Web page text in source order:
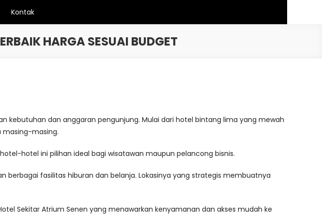
Kontak
HARGA SESUAI BUDGET
kebutuhan dan anggaran pengunjung. Mulai dari hotel bintang lima yang mewah
masing-masing.
hotel ini pilihan ideal bagi wisatawan maupun pelancong bisnis.
berbagai fasilitas hiburan dan belanja. Lokasinya yang strategis membuatnya
Sekitar Atrium Senen yang menawarkan kenyamanan dan akses mudah ke